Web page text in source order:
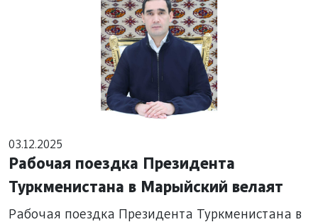
03.12.2025
Рабочая поездка Президента
Туркменистана в Марыйский велаят
Рабочая поездка Президента Туркменистана в